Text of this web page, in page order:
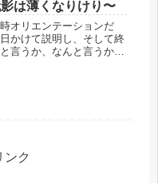
は薄くなりけり〜
オリエンテーションだ
かけて説明し、そして終
言うか、なんと言うか、
ンク